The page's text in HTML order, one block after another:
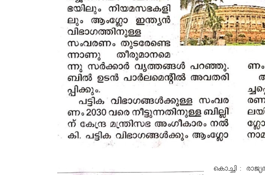
കൊച്ചി :